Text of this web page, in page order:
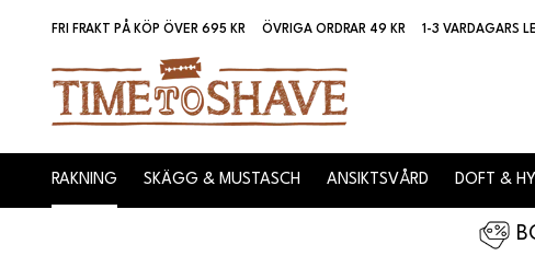
FRI FRAKT PÅ KÖP ÖVER 695 KR ÖVRIGA ORDRAR 49 KR 1-3 VARDAGARS
RAKNING SKÄGG & MUSTASCH ANSIKTSVÅRD DOFT &